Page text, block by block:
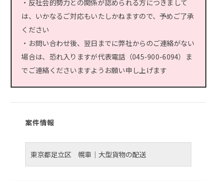
・反社会的勢力との関係が認められる方につきまして
は、いかなるご対応もいたしかねますので、予めご了承
ください
・お問い合わせ後、翌日までに弊社からのご連絡がない
場合は、恐れ入りますが代表電話（045-900-6094）ま
でご連絡くださいますようお願い申し上げます
案件情報